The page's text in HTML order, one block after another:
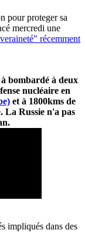
pour proteger sa
mercredi une
récemment
bombardé à deux
nucléaire en
et à 1800kms de
La Russie n'a pas
impliqués dans des